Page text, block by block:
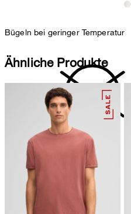
Bügeln bei geringer Temperatur
nicht reinigen
Ähnliche Produkte